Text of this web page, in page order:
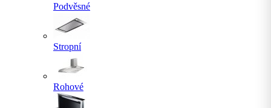
Podvěsné
Stropní
Rohové